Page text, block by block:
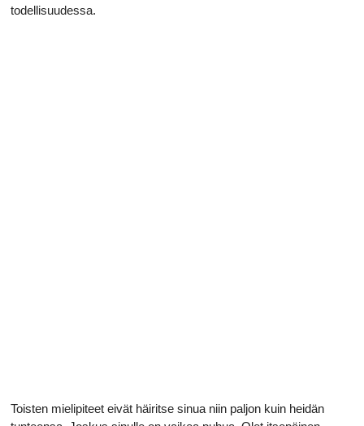
todellisuudessa.
Toisten mielipiteet eivät häiritse sinua niin paljon kuin heidän